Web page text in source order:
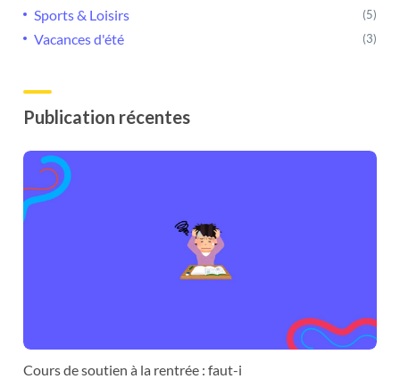
Sports & Loisirs (5)
Vacances d'été (3)
Publication récentes
Cours de soutien à la rentrée : faut-i